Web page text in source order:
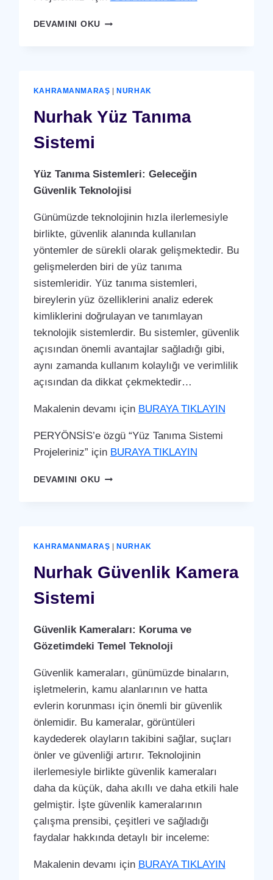
DEVAMINI OKUNURHAK
KAHRAMANMARAŞ NURHAK
Nurhak Yüz Tanıma
Sistemi
Yüz Tanıma Sistemleri: Geleceğin
Güvenlik Teknolojisi
Günümüzde teknolojinin hızla ilerlemesiyle
birlikte, güvenlik alanında kullanılan
yöntemler de sürekli olarak gelişmektedir. Bu
gelişmelerden biri de yüz tanıma
sistemleridir. Yüz tanıma sistemleri,
bireylerin yüz özelliklerini analiz ederek
kimliklerini doğrulayan ve tanımlayan
teknolojik sistemlerdir. Bu sistemler, güvenlik
açısından önemli avantajlar sağladığı gibi,
aynı zamanda kullanım kolaylığı ve verimlilik
açısından da dikkat çekmektedir…
Makalenin devamı için BURAYA TIKLAYIN
PERYÖNSİS’e özgü “Yüz Tanıma Sistemi
Projeleriniz” için BURAYA TIKLAYIN
DEVAMINI OKUNURHAK
KAHRAMANMARAŞ NURHAK
Nurhak Güvenlik Kamera
Sistemi
Güvenlik Kameraları: Koruma ve
Gözetimdeki Temel Teknoloji
Güvenlik kameraları, günümüzde binaların,
işletmelerin, kamu alanlarının ve hatta
evlerin korunması için önemli bir güvenlik
önlemidir. Bu kameralar, görüntüleri
kaydederek olayların takibini sağlar, suçları
önler ve güvenliği artırır. Teknolojinin
ilerlemesiyle birlikte güvenlik kameraları
daha da küçük, daha akıllı ve daha etkili hale
gelmiştir. İşte güvenlik kameralarının
çalışma prensibi, çeşitleri ve sağladığı
faydalar hakkında detaylı bir inceleme:
Makalenin devamı için BURAYA TIKLAYIN